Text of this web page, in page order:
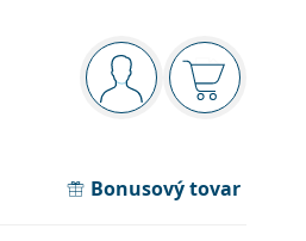
Navigačný panel
ste prihláseníNákupný
Bonusový tovar